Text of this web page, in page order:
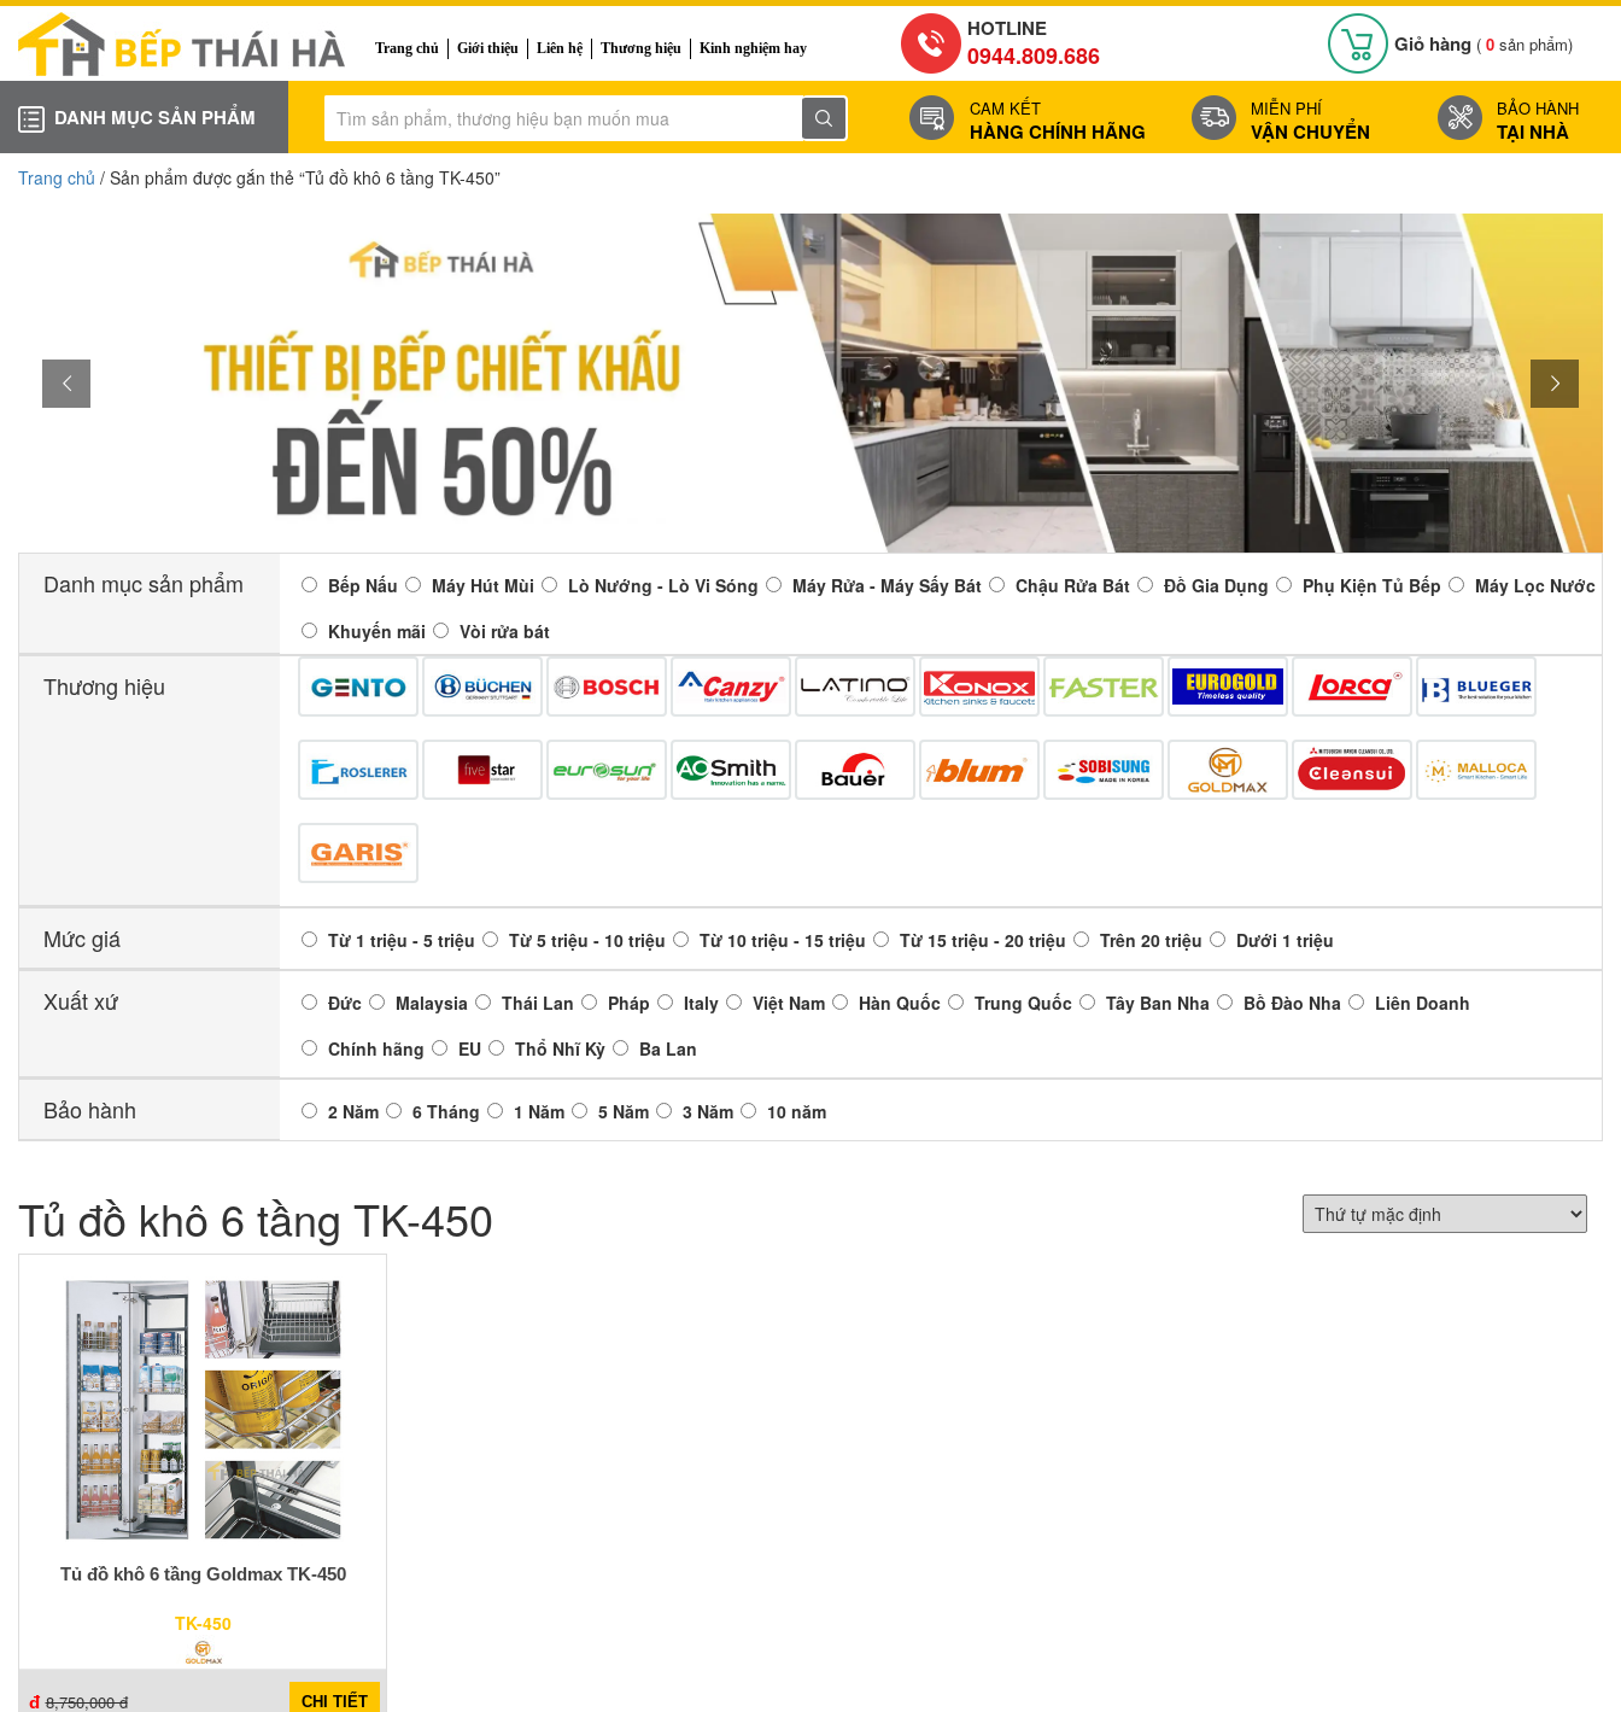
Trang chủ Giới thiệu Liên hệ Thương hiệu Kinh nghiệm hay
HOTLINE
0944.809.686 Giỏ hàng ( 0 sản phẩm)
DANH MỤC SẢN PHẨM CAM KẾT
HÀNG CHÍNH HÃNG
MIỄN PHÍ
VẬN CHUYỂN
BẢO HÀNH
TẠI NHÀ
Trang chủ / Sản phẩm được gắn thẻ “Tủ đồ khô 6 tầng TK-450”
Danh mục sản phẩm Bếp Nấu Máy Hút Mùi Lò Nướng - Lò Vi Sóng Máy Rửa - Máy Sấy Bát Chậu Rửa Bát Đồ Gia Dụng Phụ Kiện Tủ Bếp
Máy Lọc Nước
Khuyến mãi
Vòi rửa bát
Thương hiệu
Mức giá Từ 1 triệu - 5 triệu Từ 5 triệu - 10 triệu Từ 10 triệu - 15 triệu Từ 15 triệu - 20 triệu Trên 20 triệu Dưới 1 triệu
Xuất xứ Đức Malaysia Thái Lan Pháp Italy Việt Nam Hàn Quốc Trung Quốc Tây Ban Nha Bồ Đào Nha
Liên Doanh
Chính hãng
EU Thổ Nhĩ Kỳ Ba Lan
Bảo hành 2 Năm 6 Tháng 1 Năm 5 Năm 3 Năm 10 năm
Tủ đồ khô 6 tầng TK-450
Tủ đồ khô 6 tầng Goldmax TK-450
TK-450
đ 8,750,000 đ CHI TIẾT